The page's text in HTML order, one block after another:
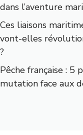
dans l’aventure
Ces liaisons
vont-elles
?
Pêche française : 5
mutation face aux